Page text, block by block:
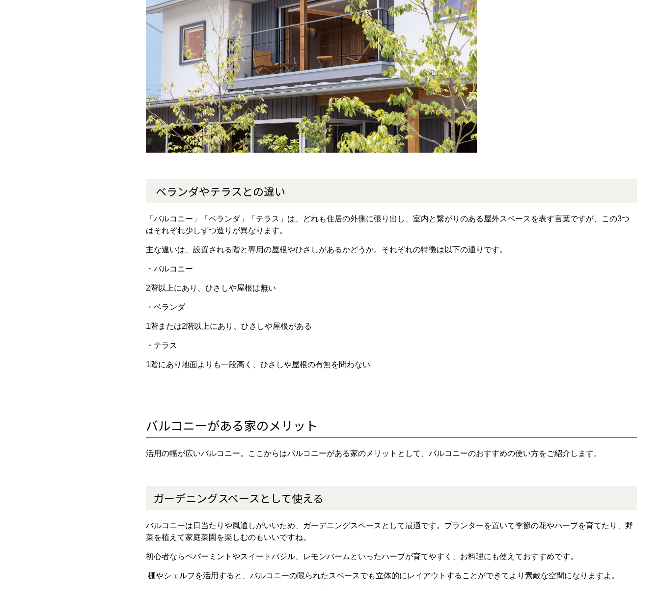
ベランダやテラスとの違い
「バルコニー」「ベランダ」「テラス」は、どれも住居の外側に張り出し、室内と繋がりのある屋外スペースを表す言葉ですが、この3つ
はそれぞれ少しずつ造りが異なります。
主な違いは、設置される階と専用の屋根やひさしがあるかどうか。それぞれの特徴は以下の通りです。
・バルコニー
2階以上にあり、ひさしや屋根は無い
・ベランダ
1階または2階以上にあり、ひさしや屋根がある
・テラス
1階にあり地面よりも一段高く、ひさしや屋根の有無を問わない
バルコニーがある家のメリット
活用の幅が広いバルコニー。ここからはバルコニーがある家のメリットとして、バルコニーのおすすめの使い方をご紹介します。
ガーデニングスペースとして使える
バルコニーは日当たりや風通しがいいため、ガーデニングスペースとして最適です。プランターを置いて季節の花やハーブを育てたり、野
菜を植えて家庭菜園を楽しむのもいいですね。
初心者ならペパーミントやスイートバジル、レモンバームといったハーブが育てやすく、お料理にも使えておすすめです。
棚やシェルフを活用すると、バルコニーの限られたスペースでも立体的にレイアウトすることができてより素敵な空間になりますよ。